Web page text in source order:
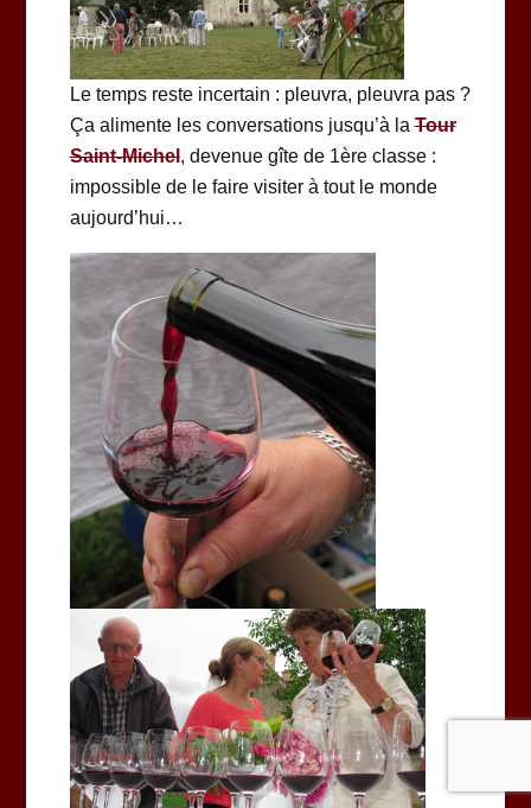
Le temps reste incertain : pleuvra, pleuvra pas ?
Ça alimente les conversations jusqu’à laTour
Saint-Michel, devenue gîte de 1ère classe :
impossible de le faire visiter à tout le monde
aujourd’hui…